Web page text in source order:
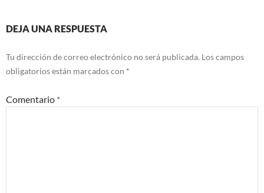
DEJA UNA RESPUESTA
Tu dirección de correo electrónico no será publicada. Los campos
obligatorios están marcados con *
Comentario *